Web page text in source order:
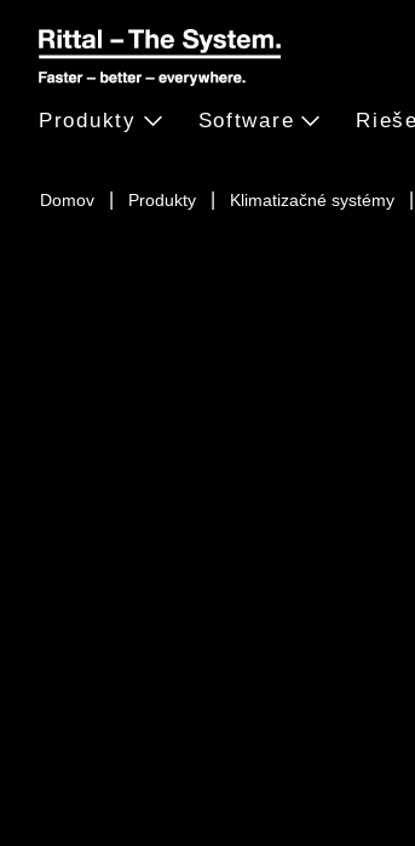
Domov Produkty Klimatizačné systémy
Produkty Software